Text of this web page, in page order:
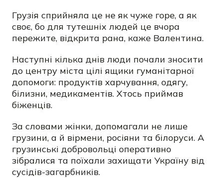
Грузія сприйняла це не як чуже горе, а як
своє, бо для тутешніх людей це вчора
пережите, відкрита рана, каже Валентина.
Наступні кілька днів люди почали зносити
до центру міста цілі ящики гуманітарної
допомоги: продуктів харчування, одягу,
білизни, медикаментів. Хтось приймав
біженців.
За словами жінки, допомагали не лише
грузини, а й вірмени, росіяни та білоруси. А
грузинські добровольці оперативно
зібралися та поїхали захищати Україну від
сусідів-загарбників.